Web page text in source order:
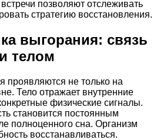
позволяют отслеживать
стратегию восстановления.
выгорания: связь
телом
не только на
Тело отражает внутренние
физические сигналы.
становится постоянным
полноценного сна. Организм
восстанавливаться.